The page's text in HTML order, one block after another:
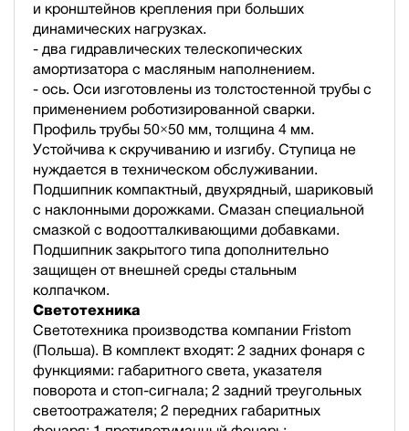
и кронштейнов крепления при больших
динамических нагрузках.
- два гидравлических телескопических
амортизатора с масляным наполнением.
- ось. Оси изготовлены из толстостенной трубы с
применением роботизированной сварки.
Профиль трубы 50×50 мм, толщина 4 мм.
Устойчива к скручиванию и изгибу. Ступица не
нуждается в техническом обслуживании.
Подшипник компактный, двухрядный, шариковый
с наклонными дорожками. Смазан специальной
смазкой с водоотталкивающими добавками.
Подшипник закрытого типа дополнительно
защищен от внешней среды стальным
колпачком.
Светотехника
Светотехника производства компании Fristom
(Польша). В комплект входят: 2 задних фонаря с
функциями: габаритного света, указателя
поворота и стоп-сигнала; 2 задний треугольных
светоотражателя; 2 передних габаритных